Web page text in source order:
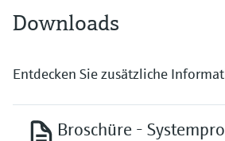
Downloads
Entdecken Sie zusätzliche
Broschüre -